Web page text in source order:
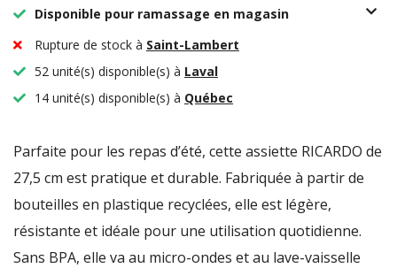
Disponible pour ramassage en magasin
Rupture de stock à Saint-Lambert
52 unité(s) disponible(s) à Laval
14 unité(s) disponible(s) à Québec
Parfaite pour les repas d’été, cette assiette RICARDO de
27,5 cm est pratique et durable. Fabriquée à partir de
bouteilles en plastique recyclées, elle est légère,
résistante et idéale pour une utilisation quotidienne.
Sans BPA, elle va au micro-ondes et au lave-vaisselle